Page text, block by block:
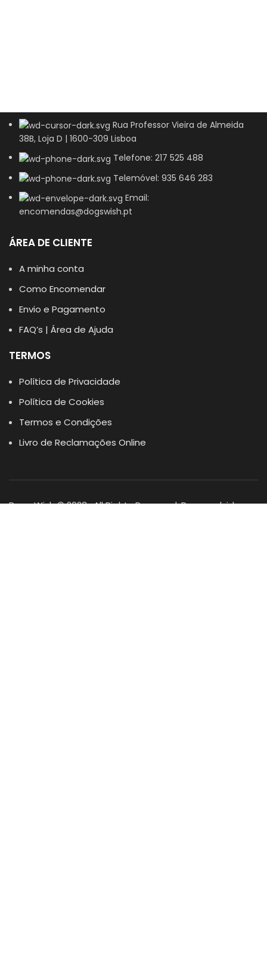
Rua Professor Vieira de Almeida
38B, Loja D | 1600-309 Lisboa
Telefone: 217 525 488
Telemóvel: 935 646 283
Email:
encomendas@dogswish.pt
ÁREA DE CLIENTE
A minha conta
Como Encomendar
Envio e Pagamento
FAQ’s | Área de Ajuda
TERMOS
Política de Privacidade
Política de Cookies
Termos e Condições
Livro de Reclamações Online
Dogs Wish © 2023 . All Rights Reserved. Desenvolvido por